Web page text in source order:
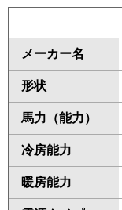
メーカー名
形状
馬力（能力）
冷房能力
暖房能力